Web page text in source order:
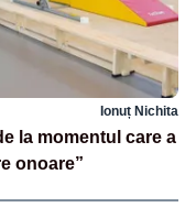
Ionuț Nichita
la momentul care a
onoare”